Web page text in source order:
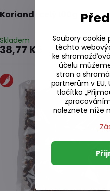
Koriandr celý 100g
Skladem
38,77 Kč Do
Soubory cookie
těchto
ke
účelu
stran a
partnerům v EU,
tlačítko
naleznete níže